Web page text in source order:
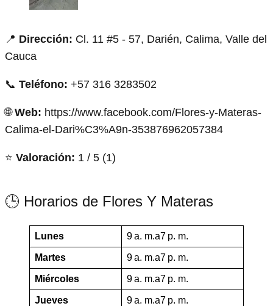
📍 Dirección: Cl. 11 #5 - 57, Darién, Calima, Valle del
Cauca
📞 Teléfono: +57 316 3283502
🌐Web: https://www.facebook.com/Flores-y-Materas-
Calima-el-Dari%C3%A9n-353876962057384
⭐ Valoración: 1 / 5 (1)
🕒 Horarios de Flores Y Materas
Lunes 9 a. m.a7 p. m.
Martes 9 a. m.a7 p. m.
Miércoles 9 a. m.a7 p. m.
Jueves 9 a. m.a7 p. m.